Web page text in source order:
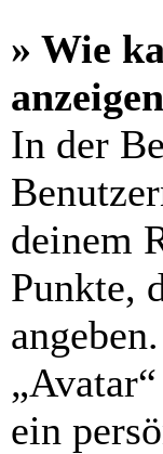
» Wie
In der
deinem
Punkte,
ein